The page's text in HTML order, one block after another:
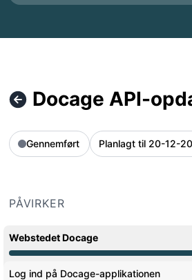
Docage API-
Gennemført Planlagt til 20-12-
PÅVIRKER
Webstedet Docage
Vedligeholdelse fra 8:00 PM til
Log ind på Docage-applikationen